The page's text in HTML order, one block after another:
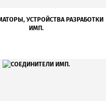
УСТРОЙСТВА РАЗРАБОТКИ
ИМП.